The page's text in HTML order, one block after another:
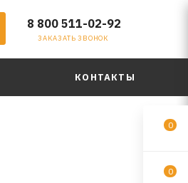
8 800 511-02-92
ЗАКАЗАТЬ ЗВОНОК
КОНТАКТЫ
0
0